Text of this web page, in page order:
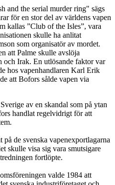
and the serial murder ring" sägs
för en stor del av världens vapen
kallas ”Club of the Isles”, vara
skulle ha anlitat
som organisatör av mordet.
att Palme skulle avslöja
och Irak. En utlösande faktor var
hos vapenhandlaren Karl Erik
att Bofors sålde vapen via
av en skandal som på ytan
handlat regelvidrigt för att
på de svenska vapenexportlagarna
skulle visa sig vara smutsigare
fortlöpte.
valde 1984 att